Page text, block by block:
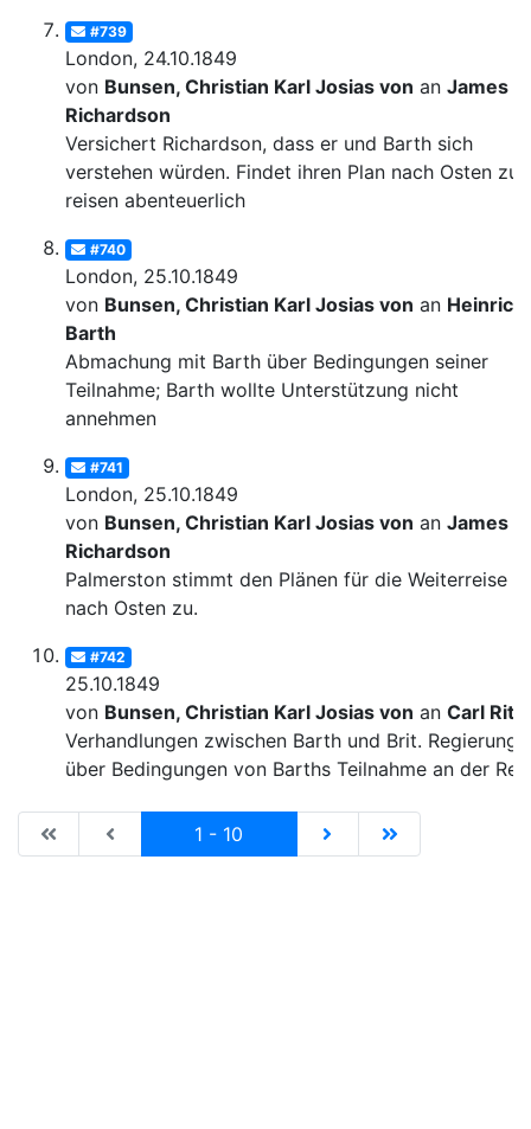
#739
London, 24.10.1849
von Bunsen, Christian Karl Josias von an James
Richardson
Versichert Richardson, dass er und Barth sich
verstehen würden. Findet ihren Plan nach Osten zu
reisen abenteuerlich
#740
London, 25.10.1849
von Bunsen, Christian Karl Josias von an Heinrich
Barth
Abmachung mit Barth über Bedingungen seiner
Teilnahme; Barth wollte Unterstützung nicht
annehmen
#741
London, 25.10.1849
von Bunsen, Christian Karl Josias von an James
Richardson
Palmerston stimmt den Plänen für die Weiterreise
nach Osten zu.
#742
25.10.1849
von Bunsen, Christian Karl Josias von an Carl
Verhandlungen zwischen Barth und Brit. Regierung
über Bedingungen von Barths Teilnahme an der
|de:Erste Seite|en:First results page|
|de:Vorhergehende Seite|en:Previous results
1 - 10 |de:Nächste
|de:Letzte